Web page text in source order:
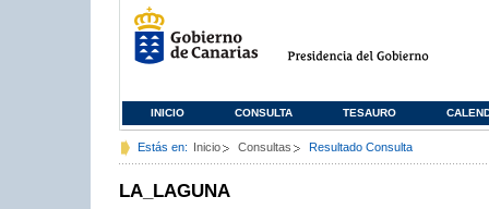
INICIO CONSULTA TESAURO
Estás en: Inicio Consultas Resultado Consulta
LA_LAGUNA